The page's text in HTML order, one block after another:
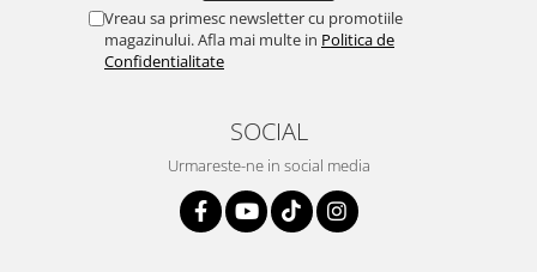
Vreau sa primesc newsletter cu promotiile
magazinului. Afla mai multe in Politica de
Confidentialitate
SOCIAL
Urmareste-ne in social media